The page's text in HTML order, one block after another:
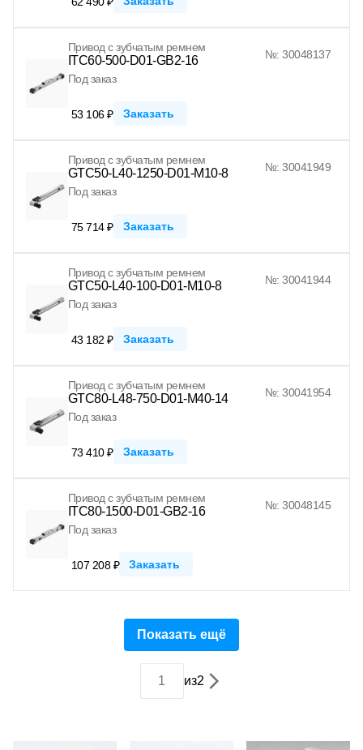
Привод с зубчатым ремнем
ITC60-500-D01-GB2-16
№: 30048137
Под заказ
53 106 ₽ Заказать
Привод с зубчатым ремнем
GTC50-L40-1250-D01-M10-8
№: 30041949
Под заказ
75 714 ₽ Заказать
Привод с зубчатым ремнем
GTC50-L40-100-D01-M10-8
№: 30041944
Под заказ
43 182 ₽ Заказать
Привод с зубчатым ремнем
GTC80-L48-750-D01-M40-14
№: 30041954
Под заказ
73 410 ₽ Заказать
Привод с зубчатым ремнем
ITC80-1500-D01-GB2-16
№: 30048145
Под заказ
107 208 ₽ Заказать
Показать ещё
из2